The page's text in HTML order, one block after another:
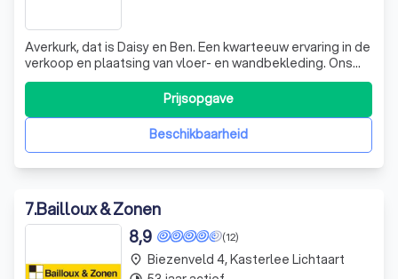
Averkurk, dat is Daisy en Ben. Een kwarteeuw ervaring in de
verkoop en plaatsing van vloer- en wandbekleding. Ons
doel is altijd u de beste keuze in vloer- en wandbekleding
te adviseren. Want dat advies garandeert u een lang
gebruik van de vloer in uw woning en in uw specifieke
Beschikbaarheid
Prijsopgave
7.Bailloux & Zonen
(12)
8,9
place Biezenveld 4, Kasterlee Lichtaart